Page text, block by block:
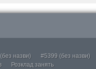
назви)
#5399 (без назви)
Розклад занять